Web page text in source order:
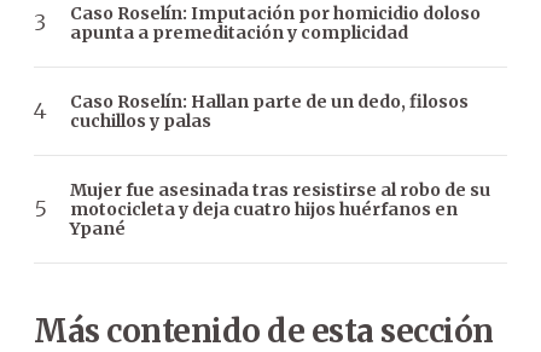
Caso Roselín: Imputación por homicidio doloso
apunta a premeditación y complicidad
Caso Roselín: Hallan parte de un dedo, filosos
cuchillos y palas
Mujer fue asesinada tras resistirse al robo de su
motocicleta y deja cuatro hijos huérfanos en
Ypané
Más contenido de esta sección